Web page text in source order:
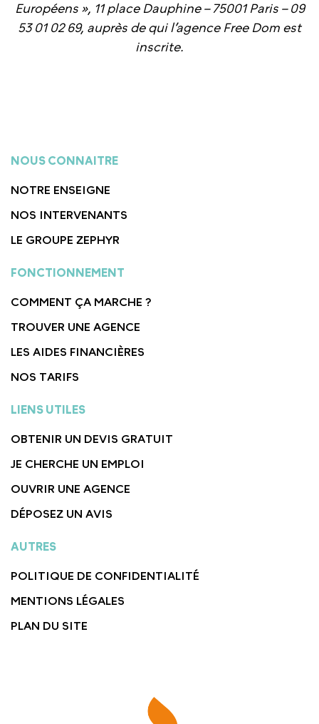
Européens », 11 place Dauphine – 75001 Paris – 09
53 01 02 69, auprès de qui l’agence Free Dom est
inscrite.
NOUS CONNAITRE
NOTRE ENSEIGNE
NOS INTERVENANTS
LE GROUPE ZEPHYR
FONCTIONNEMENT
COMMENT ÇA MARCHE ?
TROUVER UNE AGENCE
LES AIDES FINANCIÈRES
NOS TARIFS
LIENS UTILES
OBTENIR UN DEVIS GRATUIT
JE CHERCHE UN EMPLOI
OUVRIR UNE AGENCE
DÉPOSEZ UN AVIS
AUTRES
POLITIQUE DE CONFIDENTIALITÉ
MENTIONS LÉGALES
PLAN DU SITE